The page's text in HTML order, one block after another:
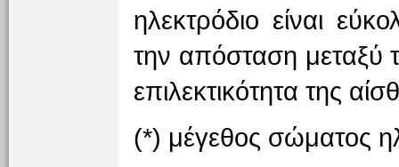
ηλεκτρόδιο είναι
την απόσταση μεταξύ
επιλεκτικότητα της
(*) μέγεθος σώματος